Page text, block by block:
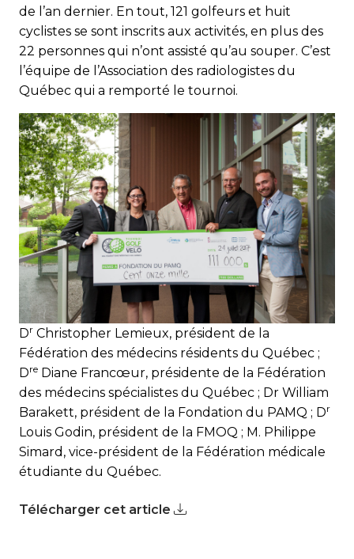
de l’an dernier. En tout, 121 golfeurs et huit
cyclistes se sont inscrits aux activités, en plus des
22 personnes qui n’ont assisté qu’au souper. C’est
l’équipe de l’Association des radiologistes du
Québec qui a remporté le tournoi.
Dr Christopher Lemieux, président de la
Fédération des médecins résidents du Québec ;
Dre Diane Francœur, présidente de la Fédération
des médecins spécialistes du Québec ; Dr William
Barakett, président de la Fondation du PAMQ ; Dr
Louis Godin, président de la FMOQ ; M. Philippe
Simard, vice-président de la Fédération médicale
étudiante du Québec.
Télécharger cet article